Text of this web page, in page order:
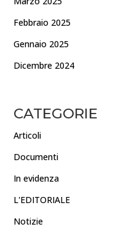
Febbraio 2025
Gennaio 2025
Dicembre 2024
CATEGORIE
Articoli
Documenti
In evidenza
L'EDITORIALE
Notizie